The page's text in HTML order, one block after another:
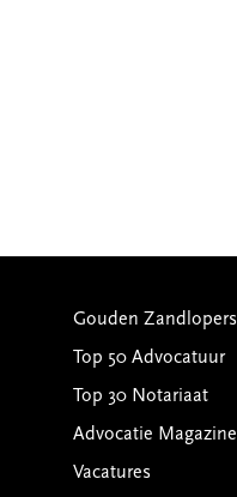
Gouden Zandlopers
Top 50 Advocatuur
Top 30 Notariaat
Advocatie Magazine
Vacatures